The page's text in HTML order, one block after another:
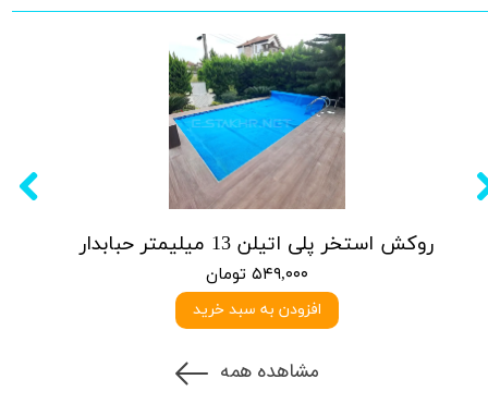
روکش استخر پلی اتیلن 13 میلیمتر حبابدار
۵۴۹,۰۰۰ تومان
افزودن به سبد خرید
مشاهده همه